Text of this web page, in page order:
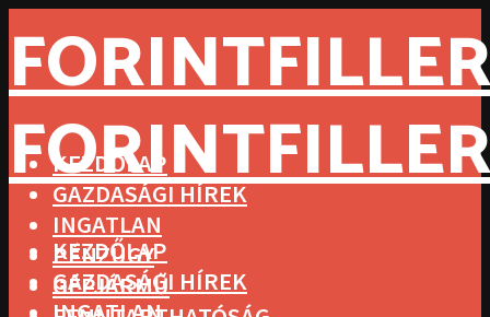
KEZDŐLAP
GAZDASÁGI HÍREK
INGATLAN
PÉNZÜGY
GÉPJÁRMŰ
KEZDŐLAP
GAZDASÁGI HÍREK